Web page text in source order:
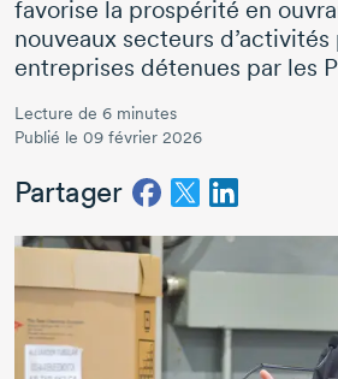
favorise la prospérité en
nouveaux secteurs d’activités
entreprises détenues par les
Lecture de 6 minutes
Publié le 09 février 2026
Partager